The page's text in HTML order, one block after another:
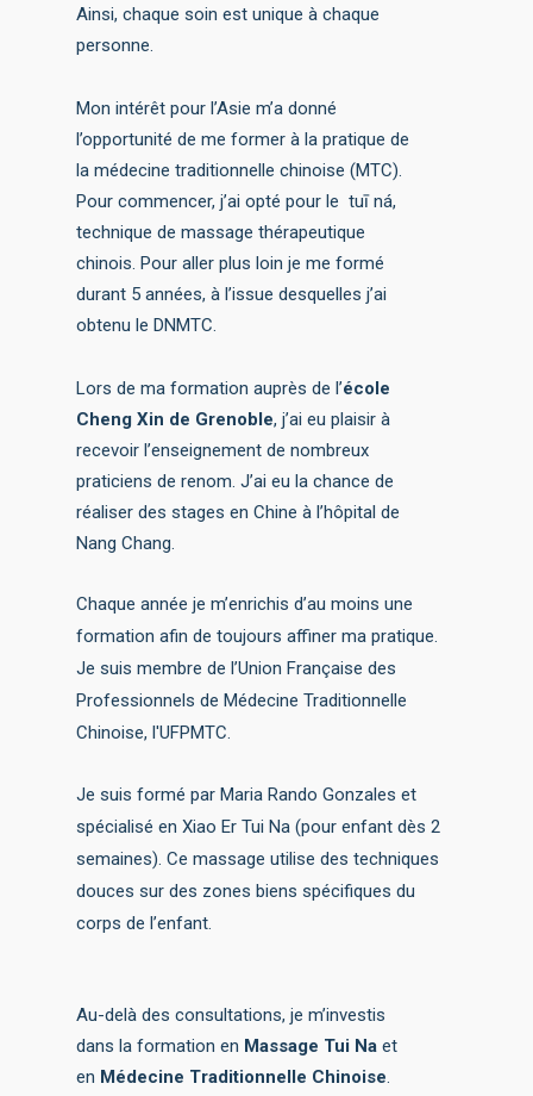
Ainsi, chaque soin est unique à chaque
personne.
Mon intérêt pour l’Asie m’a donné
l’opportunité de me former à la pratique de
la médecine traditionnelle chinoise (MTC).
Pour commencer, j’ai opté pour le tuī ná,
technique de massage thérapeutique
chinois. Pour aller plus loin je me formé
durant 5 années, à l’issue desquelles j’ai
obtenu le DNMTC.
Lors de ma formation auprès de l’école
Cheng Xin de Grenoble, j’ai eu plaisir à
recevoir l’enseignement de nombreux
praticiens de renom. J’ai eu la chance de
réaliser des stages en Chine à l’hôpital de
Nang Chang.
Chaque année je m’enrichis d’au moins une
formation afin de toujours affiner ma pratique.
Je suis membre de l’Union Française des
Professionnels de Médecine Traditionnelle
Chinoise, l'UFPMTC.
Je suis formé par Maria Rando Gonzales et
spécialisé en Xiao Er Tui Na (pour enfant dès 2
semaines). Ce massage utilise des techniques
douces sur des zones biens spécifiques du
corps de l’enfant.
Au-delà des consultations, je m’investis
dans la formation en Massage Tui Na et
en Médecine Traditionnelle Chinoise.